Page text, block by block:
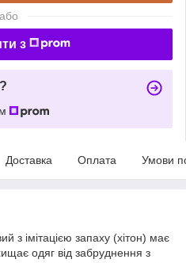
або
з
Доставка Оплата Умови
з імітацією запаху (хітон) має
одяг від забруднення з